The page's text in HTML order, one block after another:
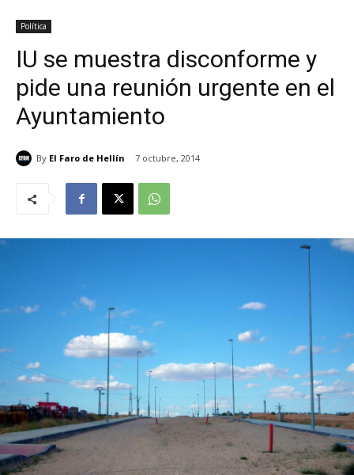
Política
IU se muestra disconforme y
pide una reunión urgente en el
Ayuntamiento
By El Faro de Hellín 7 octubre, 2014